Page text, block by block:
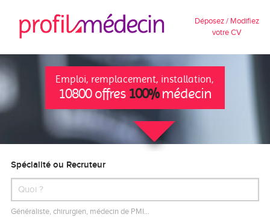
Déposez / Modifiez
votre CV
Emploi, remplacement, installation,
10800 offres 100%médecin
Spécialité ou Recruteur
Généraliste, chirurgien, médecin de PMI…